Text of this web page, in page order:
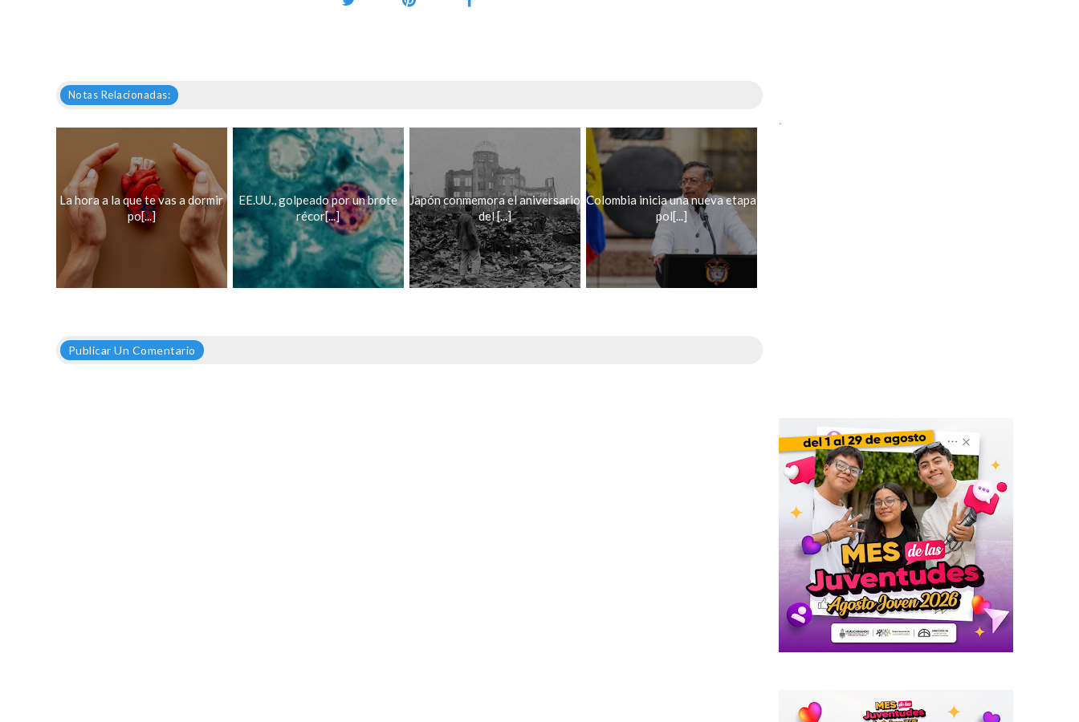
Notas Relacionadas:
La hora a la que te vas a dormir
po[...]
EE.UU., golpeado por un brote
récor[...]
Japón conmemora el aniversario
del [...]
Colombia inicia una nueva etapa
pol[...]
Publicar Un Comentario
.